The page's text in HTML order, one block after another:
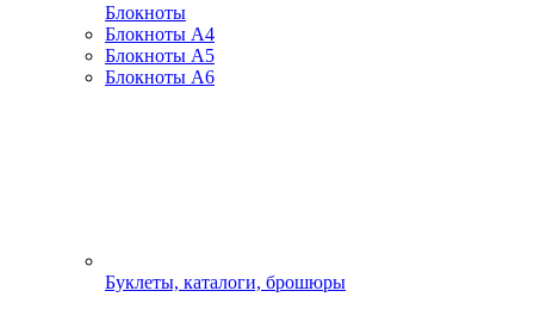
Блокноты
Блокноты А4
Блокноты А5
Блокноты А6
Буклеты, каталоги, брошюры